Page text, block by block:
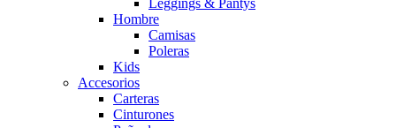
Leggings & Pantys
Hombre
Camisas
Poleras
Kids
Accesorios
Carteras
Cinturones